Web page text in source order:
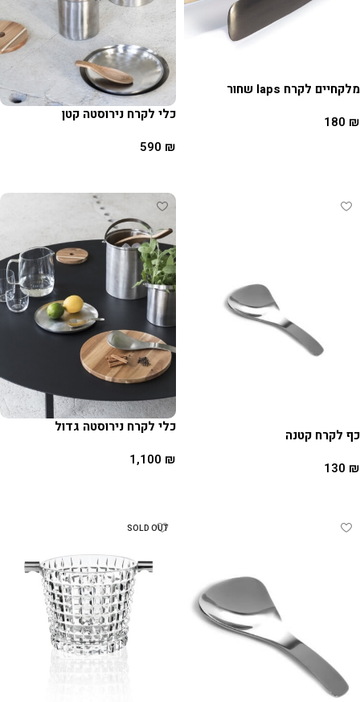
מלקחיים לקרח laps שחור
180 ₪
כלי לקרח נירוסטה קטן
590 ₪
כף לקרח קטנה
130 ₪
כלי לקרח נירוסטה גדול
1,100 ₪
SOLD OUT